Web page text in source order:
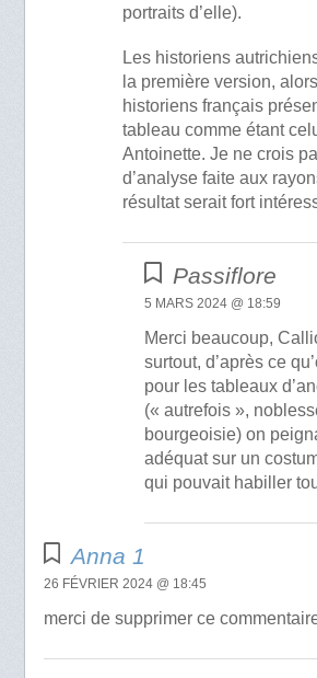
portraits d’elle).
Les historiens
la première version,
historiens français
tableau comme étant
Antoinette. Je ne crois
d’analyse faite aux
résultat serait fort
Passiflore
5 MARS 2024 @ 18:59
Merci beaucoup,
surtout, d’après ce
pour les tableaux
(« autrefois »,
bourgeoisie) on
adéquat sur un
qui pouvait habiller
Anna 1
26 FÉVRIER 2024 @ 18:45
merci de supprimer ce